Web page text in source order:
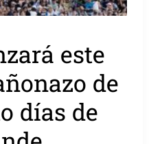
este
de
días de